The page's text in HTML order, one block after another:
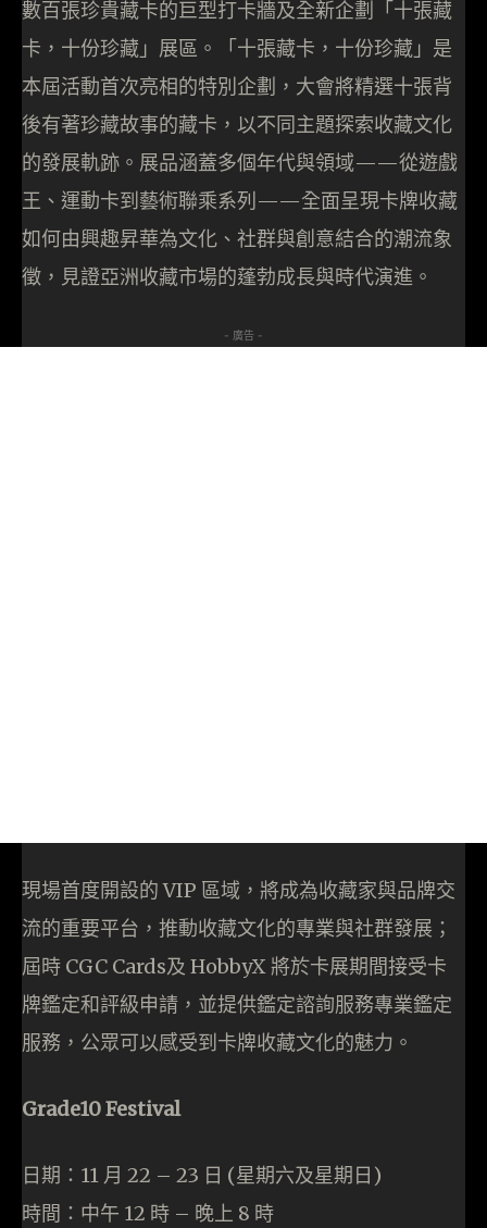
數百張珍貴藏卡的巨型打卡牆及全新企劃「十張藏
卡，十份珍藏」展區。「十張藏卡，十份珍藏」是
本屆活動首次亮相的特別企劃，大會將精選十張背
後有著珍藏故事的藏卡，以不同主題探索收藏文化
的發展軌跡。展品涵蓋多個年代與領域——從遊戲
王、運動卡到藝術聯乘系列——全面呈現卡牌收藏
如何由興趣昇華為文化、社群與創意結合的潮流象
徵，見證亞洲收藏市場的蓬勃成長與時代演進。
- 廣告 -
現場首度開設的 VIP 區域，將成為收藏家與品牌交
流的重要平台，推動收藏文化的專業與社群發展；
屆時 CGC Cards及 HobbyX 將於卡展期間接受卡
牌鑑定和評級申請，並提供鑑定諮詢服務專業鑑定
服務，公眾可以感受到卡牌收藏文化的魅力。
Grade10 Festival
日期：11 月 22 – 23 日 (星期六及星期日)
時間：中午 12 時 – 晚上 8 時